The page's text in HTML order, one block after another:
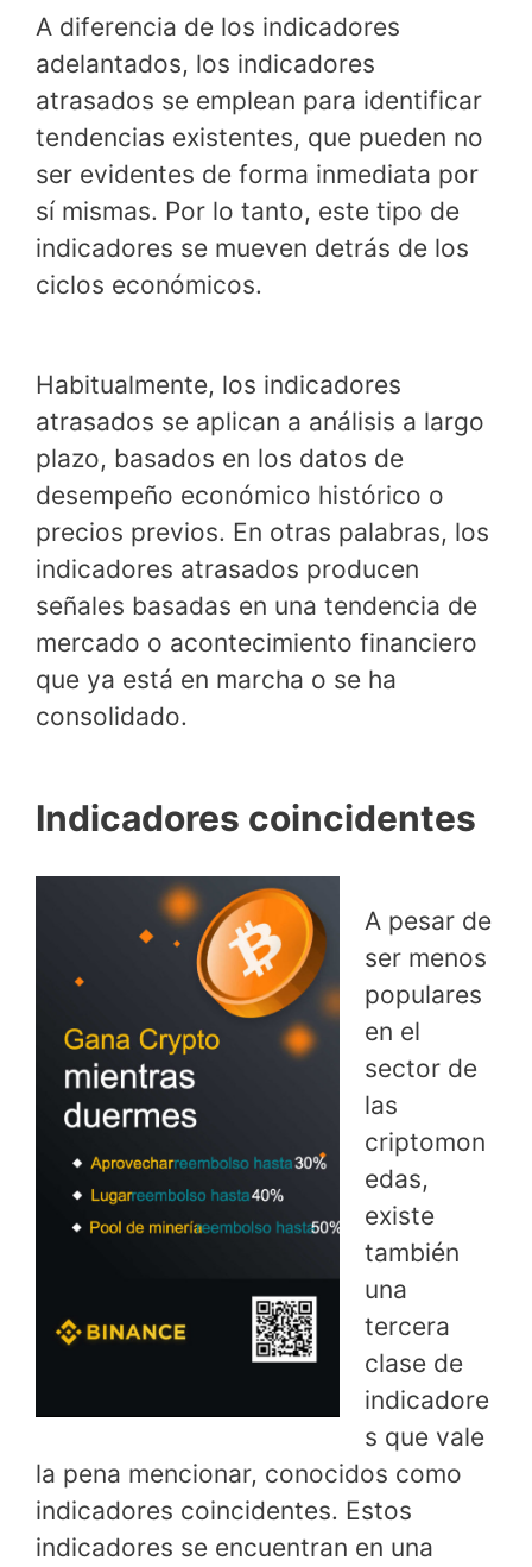
A diferencia de los indicadores
adelantados, los indicadores
atrasados se emplean para identificar
tendencias existentes, que pueden no
ser evidentes de forma inmediata por
sí mismas. Por lo tanto, este tipo de
indicadores se mueven detrás de los
ciclos económicos.
Habitualmente, los indicadores
atrasados se aplican a análisis a largo
plazo, basados en los datos de
desempeño económico histórico o
precios previos. En otras palabras, los
indicadores atrasados producen
señales basadas en una tendencia de
mercado o acontecimiento financiero
que ya está en marcha o se ha
consolidado.
Indicadores coincidentes
A pesar de
ser menos
populares
en el
sector de
las
criptomon
edas,
existe
también
una
tercera
clase de
indicadore
s que vale
la pena mencionar, conocidos como
indicadores coincidentes. Estos
indicadores se encuentran en una